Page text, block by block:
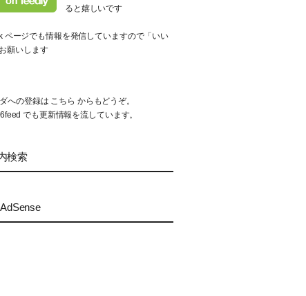
ると嬉しいです
ページでも情報を発信していますので「いい
願いします
への登録は こちら からもどうぞ。
でも更新情報を流しています。
検索